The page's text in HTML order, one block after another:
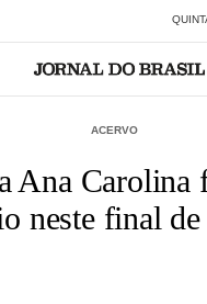
ACERVO
Ana Carolina
neste final de